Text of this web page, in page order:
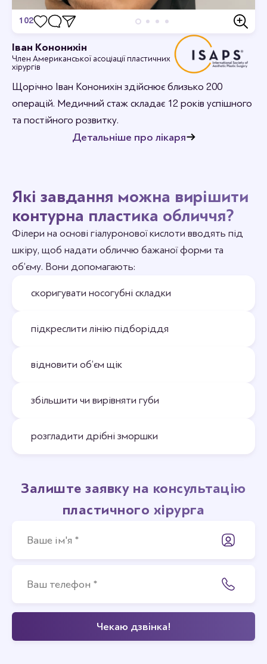
Іван Кононихін
Член Американської асоціації пластичних
хірургів
Щорічно Іван Кононихін здійснює близько 200
операцій. Медичний стаж складає 12 років успішного
та постійного розвитку.
Детальніше про лікаря
102
Станьте першим хто залишить відгук.
Які завдання можна вирішити
контурна пластика обличчя?
Філери на основі гіалуронової кислоти вводять під
шкіру, щоб надати обличчю бажаної форми та
об’єму. Вони допомагають:
скоригувати носогубні складки
підкреслити лінію підборіддя
відновити об’єм щік
збільшити чи вирівняти губи
розгладити дрібні зморшки
Залиште заявку на консультацію
пластичного хірурга